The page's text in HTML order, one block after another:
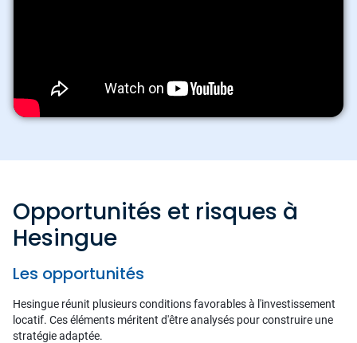
Opportunités et risques à
Hesingue
Les opportunités
Hesingue réunit plusieurs conditions favorables à l'investissement
locatif. Ces éléments méritent d'être analysés pour construire une
stratégie adaptée.